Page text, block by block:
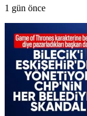
1 gün önce